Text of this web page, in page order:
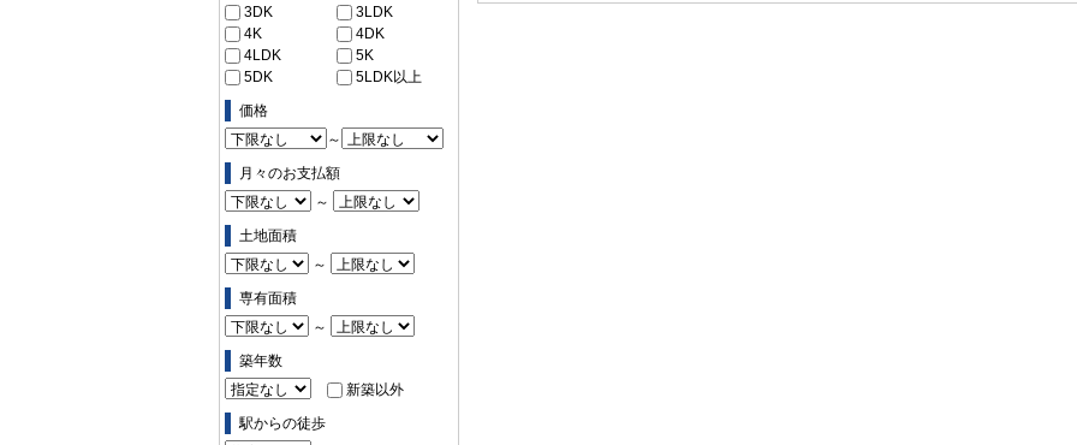
3DK
3LDK
4K
4DK
4LDK
5K
5DK
5LDK以上
価格
～
月々のお支払額
～
土地面積
～
専有面積
～
築年数
新築以外
駅からの徒歩